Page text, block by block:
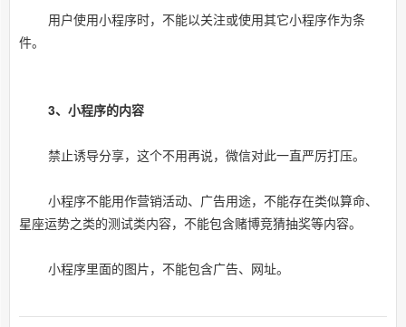
用户使用小程序时，不能以关注或使用其它小程序作为条
件。
3、小程序的内容
禁止诱导分享，这个不用再说，微信对此一直严厉打压。
小程序不能用作营销活动、广告用途，不能存在类似算命、
星座运势之类的测试类内容，不能包含赌博竞猜抽奖等内容。
小程序里面的图片，不能包含广告、网址。